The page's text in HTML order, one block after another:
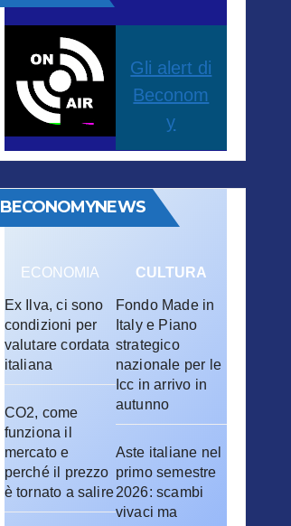
Gli alert di
Beconom
y
BECONOMYNEWS
ECONOMIA
Ex Ilva, ci sono
condizioni per
valutare cordata
italiana
CO2, come
funziona il
mercato e
perché il prezzo
è tornato a salire
CULTURA
Fondo Made in
Italy e Piano
strategico
nazionale per le
Icc in arrivo in
autunno
Aste italiane nel
primo semestre
2026: scambi
vivaci ma